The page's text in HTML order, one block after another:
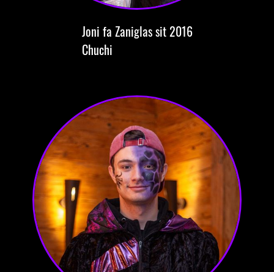
Joni fa Zaniglassit 2016
Chuchi